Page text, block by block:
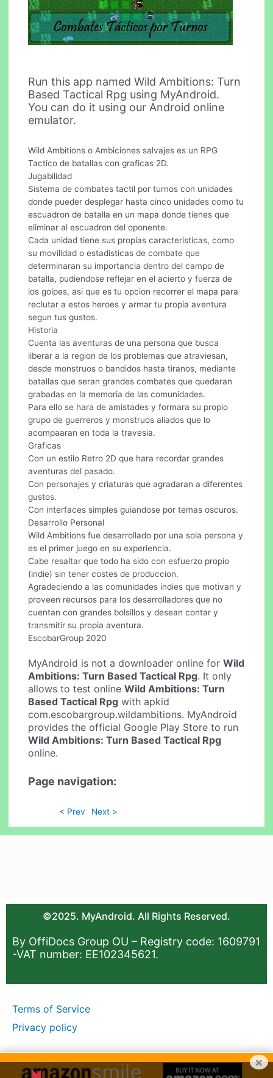
Run this app named Wild Ambitions: Turn
Based Tactical Rpg using MyAndroid.
You can do it using our Android online
emulator.
Wild Ambitions o Ambiciones salvajes es un RPG
Tactico de batallas con graficas 2D.
Jugabilidad
Sistema de combates tactil por turnos con unidades
donde pueder desplegar hasta cinco unidades como tu
escuadron de batalla en un mapa donde tienes que
eliminar al escuadron del oponente.
Cada unidad tiene sus propias caracteristicas, como
su movilidad o estadisticas de combate que
determinaran su importancia dentro del campo de
batalla, pudiendose reflejar en el acierto y fuerza de
los golpes, asi que es tu opcion recorrer el mapa para
reclutar a estos heroes y armar tu propia aventura
segun tus gustos.
Historia
Cuenta las aventuras de una persona que busca
liberar a la region de los problemas que atraviesan,
desde monstruos o bandidos hasta tiranos, mediante
batallas que seran grandes combates que quedaran
grabadas en la memoria de las comunidades.
Para ello se hara de amistades y formara su propio
grupo de guerreros y monstruos aliados que lo
acompaaran en toda la travesia.
Graficas
Con un estilo Retro 2D que hara recordar grandes
aventuras del pasado.
Con personajes y criaturas que agradaran a diferentes
gustos.
Con interfaces simples guiandose por temas oscuros.
Desarrollo Personal
Wild Ambitions fue desarrollado por una sola persona y
es el primer juego en su experiencia.
Cabe resaltar que todo ha sido con esfuerzo propio
(indie) sin tener costes de produccion.
Agradeciendo a las comunidades indies que motivan y
proveen recursos para los desarrolladores que no
cuentan con grandes bolsillos y desean contar y
transmitir su propia aventura.
EscobarGroup 2020
MyAndroid is not a downloader online forWild
Ambitions: Turn Based Tactical Rpg. It only
allows to test onlineWild Ambitions: Turn
Based Tactical Rpg with apkid
com.escobargroup.wildambitions. MyAndroid
provides the official Google Play Store to run
Wild Ambitions: Turn Based Tactical Rpg
online.
Page navigation:
< Prev Next >
©2025. MyAndroid. All Rights Reserved.
By OffiDocs Group OU – Registry code: 1609791
-VAT number: EE102345621.
Terms of Service
Privacy policy
×